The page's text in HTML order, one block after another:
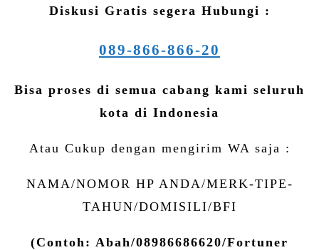
Diskusi Gratis segera Hubungi :
089-866-866-20
Bisa proses di semua cabang kami seluruh
kota di Indonesia
Atau Cukup dengan mengirim WA saja :
NAMA/NOMOR HP ANDA/MERK-TIPE-
TAHUN/DOMISILI/BFI
(Contoh: Abah/08986686620/Fortuner